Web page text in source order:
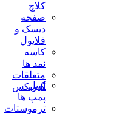
کلاچ
صفحه
دیسک و
فلایول
کاسه
نمد ها
متعلقات
گیربکس
اویل
پمپ ها
ترموستات